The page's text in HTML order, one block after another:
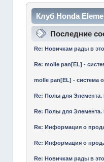
Клуб Honda
Последние
Re: Новичкам рады в
Re: molle pan[EL] -
molle pan[EL] - система
Re: Полы для Элемента.
Re: Полы для Элемента.
Re: Информация о
Re: Информация о
Re: Новичкам рады в